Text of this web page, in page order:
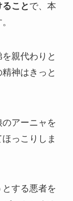
こと で、本
親代わりと
神はきっと
アーニャを
っこりしま
する悪者を